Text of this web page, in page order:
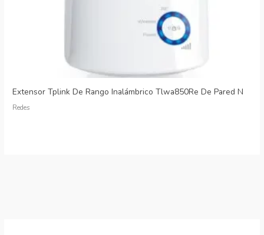
Extensor Tplink De Rango Inalámbrico Tlwa850Re De Pared N
Redes